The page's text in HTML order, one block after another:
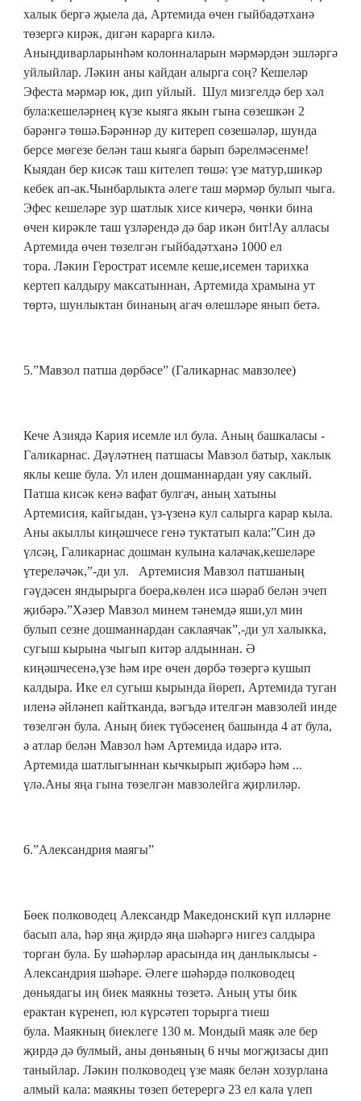
халык бергә җыела да, Артемида өчен гыйбадәтханә
төзергә кирәк, дигән карарга килә.
Аныңдиварларынһәм колонналарын мәрмәрдән эшләргә
уйлыйлар. Ләкин аны кайдан алырга соң? Кешеләр
Эфеста мәрмәр юк, дип уйлый. Шул мизгелдә бер хәл
була:кешеләрнең күзе кыяга якын гына сөзешкән 2
бәрәнгә төшә.Бәрәннәр ду китереп сөзешәләр, шунда
берсе мөгезе белән таш кыяга барып бәрелмәсенме!
Кыядан бер кисәк таш кителеп төшә: үзе матур,шикәр
кебек ап-ак.Чынбарлыкта әлеге таш мәрмәр булып чыга.
Эфес кешеләре зур шатлык хисе кичерә, чөнки бина
өчен кирәкле таш үзләрендә дә бар икән бит!Ау алласы
Артемида өчен төзелгән гыйбадәтханә 1000 ел
тора. Ләкин Герострат исемле кеше,исемен тарихка
кертеп калдыру максатыннан, Артемида храмына ут
төртә, шунлыктан бинаның агач өлешләре янып бетә.
5.”Мавзол патша дөрбәсе” (Галикарнас мавзолее)
Кече Азиядә Кария исемле ил була. Аның башкаласы -
Галикарнас. Дәүләтнең патшасы Мавзол батыр, хаклык
яклы кеше була. Ул илен дошманнардан уяу саклый.
Патша кисәк кенә вафат булгач, аның хатыны
Артемисия, кайгыдан, үз-үзенә кул салырга карар кыла.
Аны акыллы киңәшчесе генә туктатып кала:”Син дә
үлсәң, Галикарнас дошман кулына калачак,кешеләре
үтереләчәк,”-ди ул. Артемисия Мавзол патшаның
гәүдәсен яндырырга боера,көлен исә шәраб белән эчеп
җибәрә.”Хәзер Мавзол минем тәнемдә яши,ул мин
булып сезне дошманнардан саклаячак”,-ди ул халыкка,
сугыш кырына чыгып китәр алдыннан. Ә
киңәшчесенә,үзе һәм ире өчен дөрбә төзергә кушып
калдыра. Ике ел сугыш кырында йөреп, Артемида туган
иленә әйләнеп кайтканда, вәгъдә ителгән мавзолей инде
төзелгән була. Аның биек түбәсенең башында 4 ат була,
ә атлар белән Мавзол һәм Артемида идарә итә.
Артемида шатлыгыннан кычкырып җибәрә һәм ...
үлә.Аны яңа гына төзелгән мавзолейга җирлиләр.
6.”Александрия маягы”
Бөек полководец Александр Македонский күп илләрне
басып ала, һәр яңа җирдә яңа шәһәргә нигез салдыра
торган була. Бу шәһәрләр арасында иң данлыклысы -
Александрия шәһәре. Әлеге шәһәрдә полководец
дөньядагы иң биек маякны төзетә. Аның уты бик
ерактан күренеп, юл күрсәтеп торырга тиеш
була. Маякның биеклеге 130 м. Мондый маяк әле бер
җирдә дә булмый, аны дөньяның 6 нчы могҗизасы дип
таныйлар. Ләкин полководец үзе маяк белән хозурлана
алмый кала: маякны төзеп бетерергә 23 ел кала үлеп